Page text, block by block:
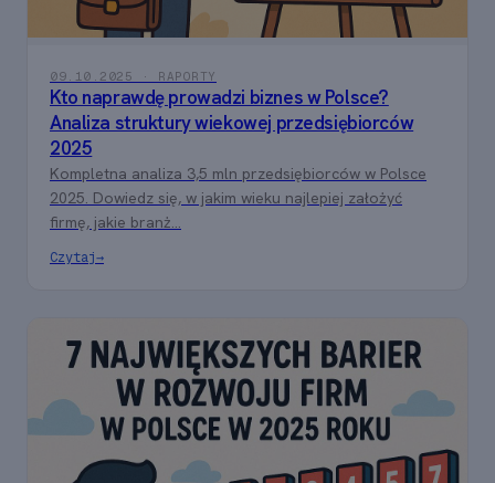
09.10.2025 · RAPORTY
Kto naprawdę prowadzi biznes w Polsce?
Analiza struktury wiekowej przedsiębiorców
2025
Kompletna analiza 3,5 mln przedsiębiorców w Polsce
2025. Dowiedz się, w jakim wieku najlepiej założyć
firmę, jakie branż...
Czytaj→